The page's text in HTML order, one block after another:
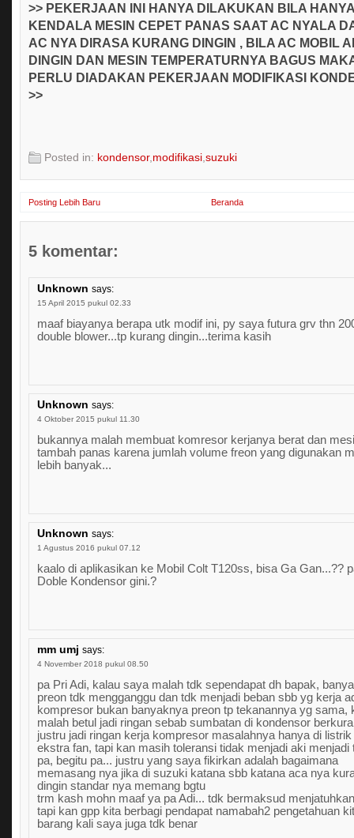
>> PEKERJAAN INI HANYA DILAKUKAN BILA
KENDALA MESIN CEPET PANAS SAAT AC NYALA
AC NYA DIRASA KURANG DINGIN , BILA AC MOBIL
DINGIN DAN MESIN TEMPERATURNYA BAGUS
PERLU DIADAKAN PEKERJAAN MODIFIKASI
>>
Posted in: kondensor,modifikasi,suzuki
Posting Lebih Baru Beranda
5 komentar:
Unknown says:
15 April 2015 pukul 02.33
maaf biayanya berapa utk modif ini, py saya futura grv thn
double blower...tp kurang dingin...terima kasih
Unknown says:
4 Oktober 2015 pukul 11.30
bukannya malah membuat komresor kerjanya berat dan
tambah panas karena jumlah volume freon yang digunakan
lebih banyak...
Unknown says:
1 Agustus 2016 pukul 07.12
kaalo di aplikasikan ke Mobil Colt T120ss, bisa Ga Gan...??
Doble Kondensor gini.?
mm umj says:
4 November 2018 pukul 08.50
pa Pri Adi, kalau saya malah tdk sependapat dh bapak,
preon tdk mengganggu dan tdk menjadi beban sbb yg kerja
kompresor bukan banyaknya preon tp tekanannya yg sama,
malah betul jadi ringan sebab sumbatan di kondensor
justru jadi ringan kerja kompresor masalahnya hanya di
ekstra fan, tapi kan masih toleransi tidak menjadi aki menjadi
pa, begitu pa... justru yang saya fikirkan adalah bagaimana
memasang nya jika di suzuki katana sbb katana aca nya
dingin standar nya memang bgtu
trm kash mohn maaf ya pa Adi... tdk bermaksud
tapi kan gpp kita berbagi pendapat namabah2 pengetahuan
barang kali saya juga tdk benar